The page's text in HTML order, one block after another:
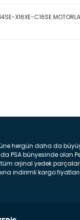
X16XE-C16SE
hergün daha da
PSA bünyesinde olan
orjinal yedek
indirimli kargo
emici amacı ile
tekerlerinde bulunan